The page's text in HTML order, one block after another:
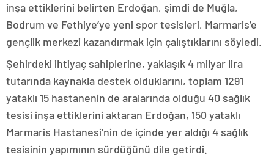
inşa ettiklerini belirten Erdoğan, şimdi de Muğla,
Bodrum ve Fethiye’ye yeni spor tesisleri, Marmaris’e
gençlik merkezi kazandırmak için çalıştıklarını söyledi.
Şehirdeki ihtiyaç sahiplerine, yaklaşık 4 milyar lira
tutarında kaynakla destek olduklarını, toplam 1291
yataklı 15 hastanenin de aralarında olduğu 40 sağlık
tesisi inşa ettiklerini aktaran Erdoğan, 150 yataklı
Marmaris Hastanesi’nin de içinde yer aldığı 4 sağlık
tesisinin yapımının sürdüğünü dile getirdi.